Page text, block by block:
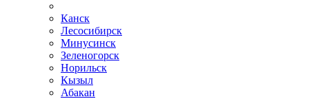
Канск
Лесосибирск
Минусинск
Зеленогорск
Норильск
Кызыл
Абакан